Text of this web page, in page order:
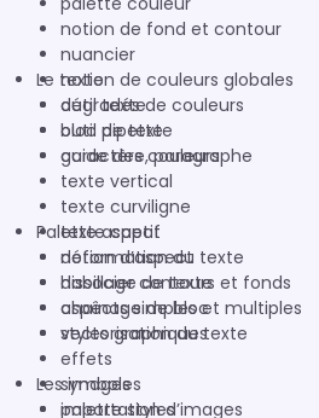
notion de fond et contour
nuancier
notion de couleurs globales
dégradés de couleurs
outil pipette
guide des couleurs
Le texte
outil texte
bloc de texte
caractère, paragraphe
texte vertical
texte curviligne
texte captif
déformation du texte
habillage de texte
chaînage de bloc
vectorisation du texte
Palette aspect
notion d’aspect
dissocier contours et fonds
aspects simples et multiples
styles graphiques
effets
symboles
palette styles
Les images
importation d’images